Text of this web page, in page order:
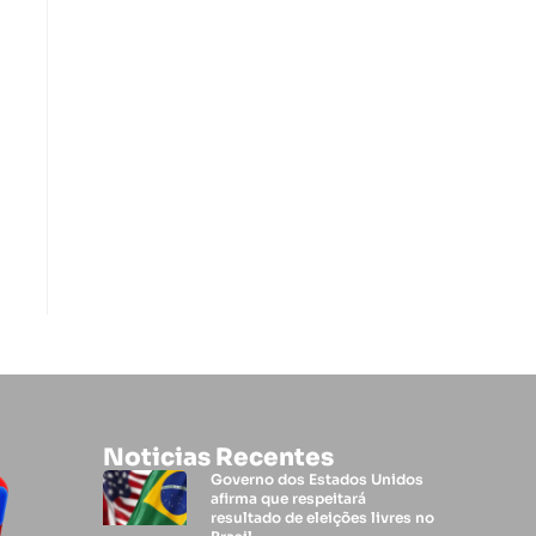
Noticias Recentes
Governo dos Estados Unidos
afirma que respeitará
resultado de eleições livres no